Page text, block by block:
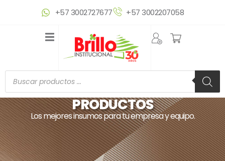
+57 3002727677 +57 3002207058
de
productos
PRODUCTOS
Los mejores insumos para tu empresa y equipo.